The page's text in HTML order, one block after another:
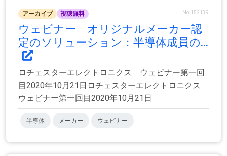
アーカイブ 視聴無料 No.152139
ウェビナー「オリジナルメーカー認
定のソリューション：半導体成員の...
ロチェスターエレクトロニクス ウェビナー第一回
目2020年10月21日ロチェスターエレクトロニクス
ウェビナー第一回目2020年10月21日
半導体 メーカー ウェビナー